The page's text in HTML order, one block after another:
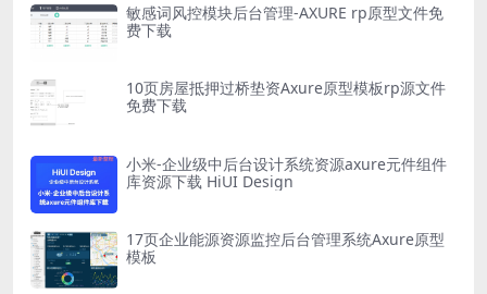
敏感词风控模块后台管理-AXURE rp原型文件免
费下载
10页房屋抵押过桥垫资Axure原型模板rp源文件
免费下载
小米-企业级中后台设计系统资源axure元件组件
库资源下载 HiUI Design
17页企业能源资源监控后台管理系统Axure原型
模板